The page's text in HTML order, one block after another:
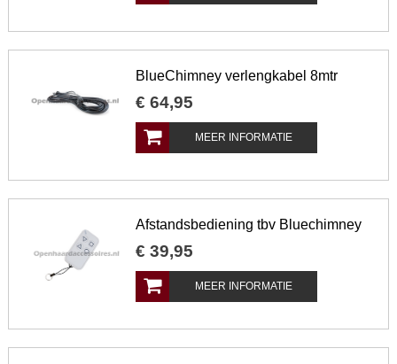
BlueChimney verlengkabel 8mtr
€ 64,95
MEER INFORMATIE
Afstandsbediening tbv Bluechimney
€ 39,95
MEER INFORMATIE